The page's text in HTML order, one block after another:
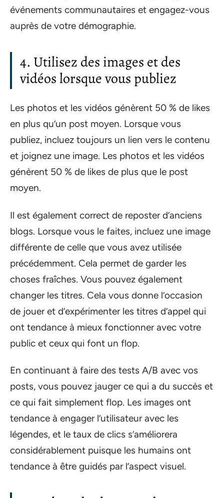
événements communautaires et engagez-vous
auprès de votre démographie.
4. Utilisez des images et des
vidéos lorsque vous publiez
Les photos et les vidéos génèrent 50 % de likes
en plus qu’un post moyen. Lorsque vous
publiez, incluez toujours un lien vers le contenu
et joignez une image. Les photos et les vidéos
génèrent 50 % de likes de plus que le post
moyen.
Il est également correct de reposter d’anciens
blogs. Lorsque vous le faites, incluez une image
différente de celle que vous avez utilisée
précédemment. Cela permet de garder les
choses fraîches. Vous pouvez également
changer les titres. Cela vous donne l’occasion
de jouer et d’expérimenter les titres d’appel qui
ont tendance à mieux fonctionner avec votre
public et ceux qui font un flop.
En continuant à faire des tests A/B avec vos
posts, vous pouvez jauger ce qui a du succès et
ce qui fait simplement flop. Les images ont
tendance à engager l’utilisateur avec les
légendes, et le taux de clics s’améliorera
considérablement puisque les humains ont
tendance à être guidés par l’aspect visuel.